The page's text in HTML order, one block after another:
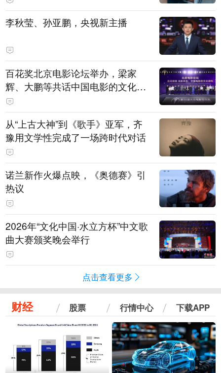
白，主演均为广州本土演员
李秋莹、孙亚鹏，央视新主播
百花奖北京电影论坛举办，梁家
辉、大鹏等共话中国电影的文化建
构
从“上古大神”到《歌手》亚军，齐
豫用文学性完成了一场跨时代对话
诺兰新作火爆点映，《奥德赛》引
热议
2026年“文化中国·水立方杯”中文歌
曲大赛颁奖晚会举行
点击查看更多
财经 股票 行情中心 下载APP